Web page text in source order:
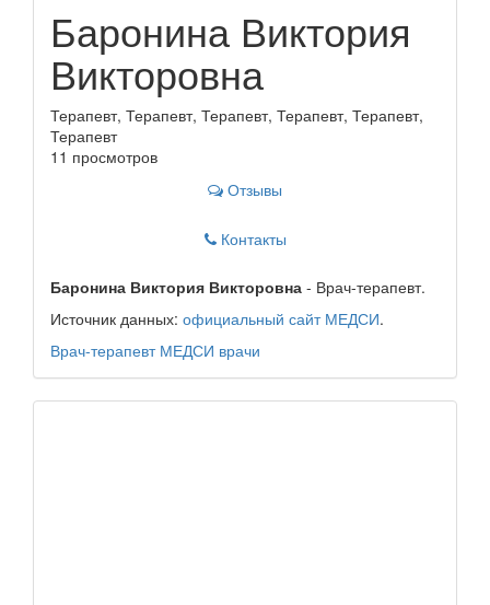
Баронина Виктория
Викторовна
Терапевт, Терапевт, Терапевт, Терапевт, Терапевт,
Терапевт
11 просмотров
Отзывы
Контакты
Баронина Виктория Викторовна - Врач-терапевт.
Источник данных: официальный сайт МЕДСИ.
Врач-терапевт МЕДСИ врачи